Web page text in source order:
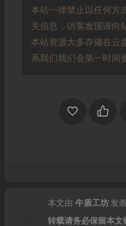
本站一律禁止以任何方
关信息，访客发现请向
本站资源大多存储在云
系我们我们会第一时间
本文由 牛盾工坊 发
转载请务必保留本文